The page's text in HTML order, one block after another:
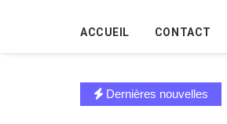
ACCUEIL CONTACT
Dernières nouvelles